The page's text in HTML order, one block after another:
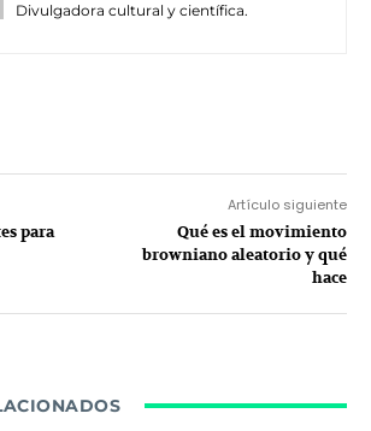
Divulgadora cultural y científica.
para
Artículo siguiente
Qué es el movimiento
browniano aleatorio y qué
hace